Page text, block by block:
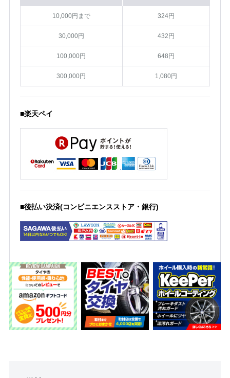
10,000円まで 324円
30,000円 432円
100,000円 648円
300,000円 1,080円
■楽天ペイ
■後払い決済(コンビニエンスストア・銀行)